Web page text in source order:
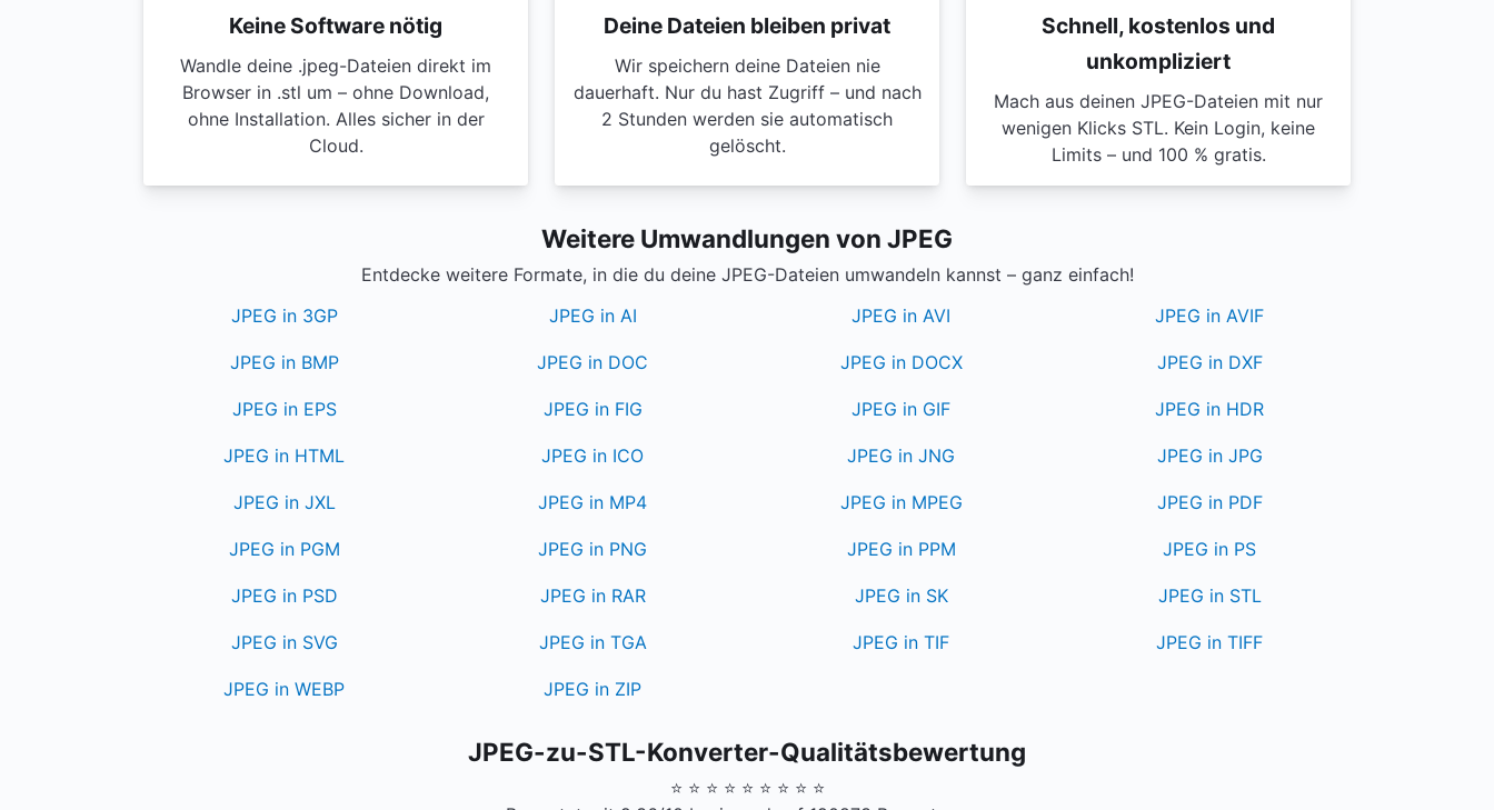
Keine Software nötig
Wandle deine .jpeg-Dateien direkt im
Browser in .stl um – ohne Download,
ohne Installation. Alles sicher in der
Cloud.
Deine Dateien bleiben privat
Wir speichern deine Dateien nie
dauerhaft. Nur du hast Zugriff – und nach
2 Stunden werden sie automatisch
gelöscht.
Schnell, kostenlos und
unkompliziert
Mach aus deinen JPEG-Dateien mit nur
wenigen Klicks STL. Kein Login, keine
Limits – und 100 % gratis.
Weitere Umwandlungen von JPEG
Entdecke weitere Formate, in die du deine JPEG-Dateien umwandeln kannst – ganz einfach!
JPEG in 3GP
JPEG in AI JPEG in AVI JPEG in AVIF
JPEG in BMP JPEG in DOC JPEG in DOCX JPEG in DXF
JPEG in EPS JPEG in FIG JPEG in GIF JPEG in HDR
JPEG in HTML JPEG in ICO JPEG in JNG JPEG in JPG
JPEG in JXL JPEG in MP4 JPEG in MPEG JPEG in PDF
JPEG in PGM JPEG in PNG JPEG in PPM JPEG in PS
JPEG in PSD JPEG in RAR JPEG in SK JPEG in STL
JPEG in SVG JPEG in TGA JPEG in TIF JPEG in TIFF
JPEG in WEBP JPEG in ZIP
JPEG-zu-STL-Konverter-Qualitätsbewertung
⭐ ⭐ ⭐ ⭐ ⭐ ⭐ ⭐ ⭐ ⭐